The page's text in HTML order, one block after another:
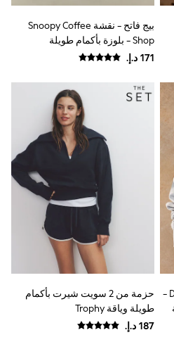
All Boys
بيج فاتح - نقشة Snoopy Coffee
Shop - بلوزة بأكمام طويلة
رمادي بطبعة شخصية Daisy Duck -
حزمة من 2 سويت شيرت بأكمام
طويلة وياقة Trophy